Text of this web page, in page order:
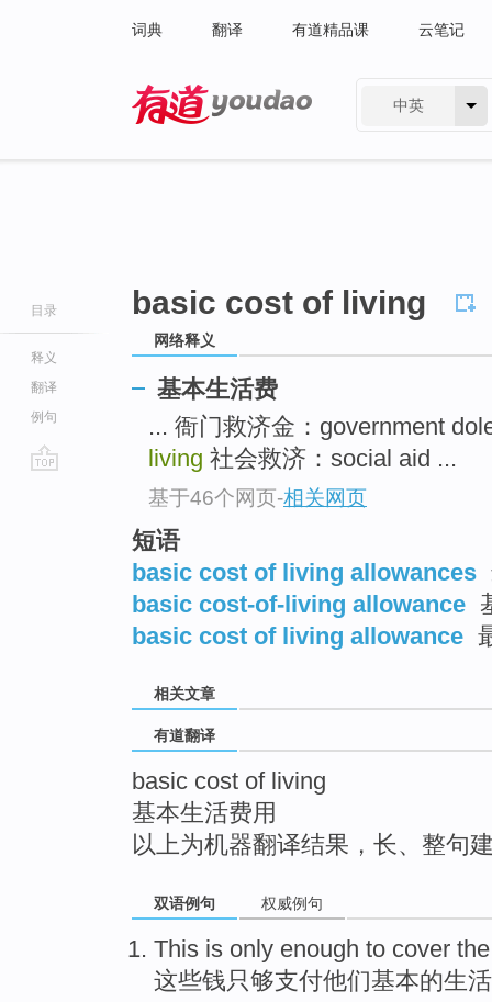
词典 翻译 有道精品课 云笔记
中英
目录
释义
翻译
例句
basic cost of living
网络释义
基本生活费
... 衙门救济金：government
living 社会救济：social aid ...
基于46个网页-相关网页
短语
basic cost of living allowances
basic cost-of-living allowance
basic cost of living allowance
相关文章
有道翻译
basic cost of living
基本生活费用
以上为机器翻译结果，长、整句
双语例句 权威例句
This is only enough to cover
这些钱只够支付他们基本的生活